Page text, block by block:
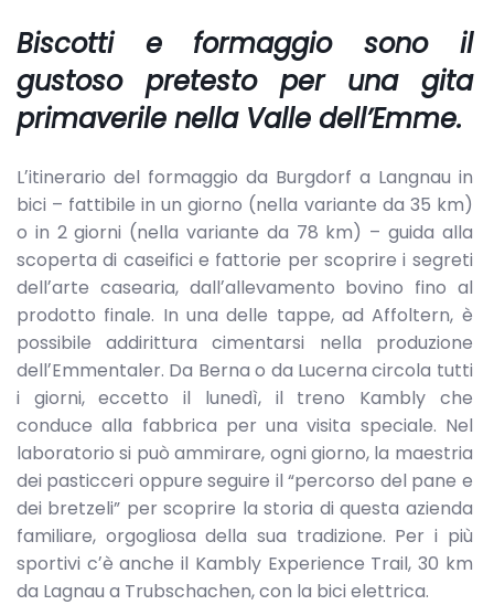
Biscotti e formaggio sono il
gustoso pretesto per una gita
primaverile nella Valle dellʼEmme.
Lʼitinerario del formaggio da Burgdorf a Langnau in
bici – fattibile in un giorno (nella variante da 35 km)
o in 2 giorni (nella variante da 78 km) – guida alla
scoperta di caseifici e fattorie per scoprire i segreti
dellʼarte casearia, dallʼallevamento bovino fino al
prodotto finale. In una delle tappe, ad Affoltern, è
possibile addirittura cimentarsi nella produzione
dellʼEmmentaler. Da Berna o da Lucerna circola tutti
i giorni, eccetto il lunedì, il treno Kambly che
conduce alla fabbrica per una visita speciale. Nel
laboratorio si può ammirare, ogni giorno, la maestria
dei pasticceri oppure seguire il “percorso del pane e
dei bretzeli” per scoprire la storia di questa azienda
familiare, orgogliosa della sua tradizione. Per i più
sportivi cʼè anche il Kambly Experience Trail, 30 km
da Lagnau a Trubschachen, con la bici elettrica.